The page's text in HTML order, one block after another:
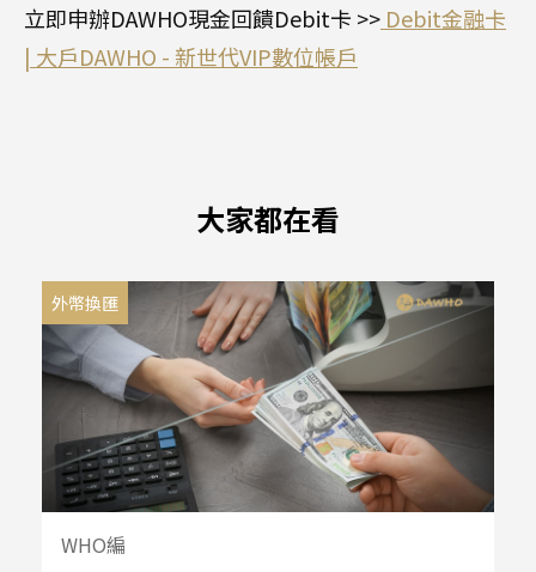
立即申辦DAWHO現金回饋Debit卡 >> Debit金融卡
| 大戶DAWHO - 新世代VIP數位帳戶
大家都在看
外幣換匯
WHO編